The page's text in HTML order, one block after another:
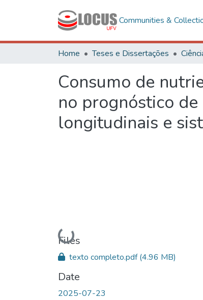
Communities &
Home Teses e Dissertações
Consumo de
no prognóstico
longitudinais e
Loading...
Files
texto completo.pdf(4.96 MB)
Date
2025-07-23